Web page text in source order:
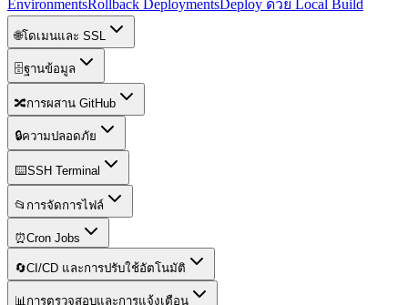
EnvironmentsRollback Deployments Deploy ด้วย Local Build
🌐โดเมนและ SSL
🗄️ฐานข้อมูล
🔀การผสาน GitHub
🔒ความปลอดภัย
⌨️SSH Terminal
📂 การจัดการไฟล์
⏰Cron Jobs
🔄CI/CD และการปรับใช้อัตโนมัติ
📊การตรวจสอบและการแจ้งเตือน